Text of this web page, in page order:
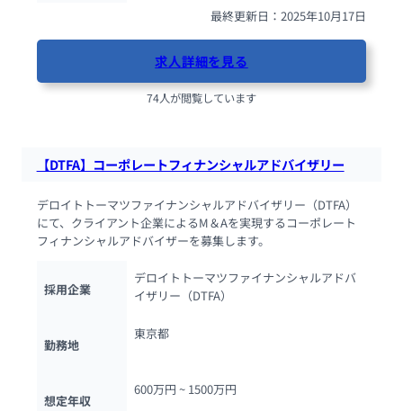
最終更新日：2025年10月17日
求人詳細を見る
74人が閲覧しています
【DTFA】コーポレートフィナンシャルアドバイザリー
デロイトトーマツファイナンシャルアドバイザリー（DTFA）
にて、クライアント企業によるM＆Aを実現するコーポレート
フィナンシャルアドバイザーを募集します。
採用企業
デロイトトーマツファイナンシャルアドバ
イザリー（DTFA）
勤務地
東京都
想定年収
600万円 ~ 1500万円